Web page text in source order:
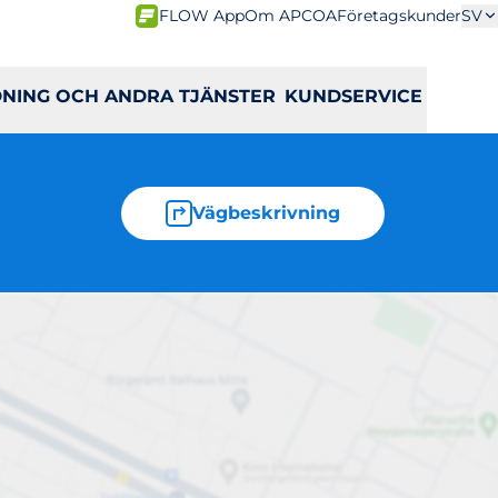
FLOW AppOm APCOAFöretagskunderSV
OCH ANDRA TJÄNSTER KUNDSERVICE
Vägbeskrivning